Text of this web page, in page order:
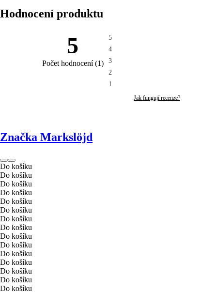
Hodnocení produktu
5
Počet hodnocení(1)
5
4
3
2
1
Jak fungují recenze?
Značka Markslöjd
Do košíku
Do košíku
Do košíku
Do košíku
Do košíku
Do košíku
Do košíku
Do košíku
Do košíku
Do košíku
Do košíku
Do košíku
Do košíku
Do košíku
Do košíku